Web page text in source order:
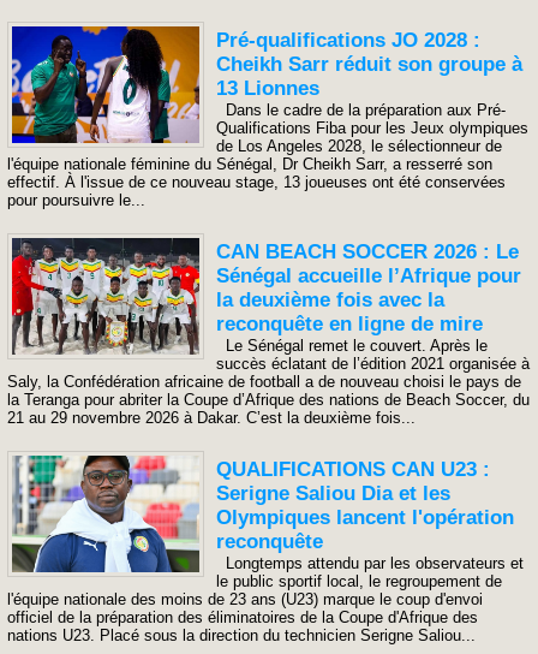
Pré-qualifications JO 2028 :
Cheikh Sarr réduit son groupe à
13 Lionnes
​Dans le cadre de la préparation aux Pré-
Qualifications Fiba pour les Jeux olympiques
de Los Angeles 2028, le sélectionneur de
l'équipe nationale féminine du Sénégal, Dr Cheikh Sarr, a resserré son
effectif. À l'issue de ce nouveau stage, 13 joueuses ont été conservées
pour poursuivre le...
CAN BEACH SOCCER 2026 : Le
Sénégal accueille l’Afrique pour
la deuxième fois avec la
reconquête en ligne de mire
Le Sénégal remet le couvert. Après le
succès éclatant de l’édition 2021 organisée à
Saly, la Confédération africaine de football a de nouveau choisi le pays de
la Teranga pour abriter la Coupe d’Afrique des nations de Beach Soccer, du
21 au 29 novembre 2026 à Dakar. C’est la deuxième fois...
QUALIFICATIONS CAN U23 :
Serigne Saliou Dia et les
Olympiques lancent l'opération
reconquête
Longtemps attendu par les observateurs et
le public sportif local, le regroupement de
l'équipe nationale des moins de 23 ans (U23) marque le coup d'envoi
officiel de la préparation des éliminatoires de la Coupe d'Afrique des
nations U23. Placé sous la direction du technicien Serigne Saliou...